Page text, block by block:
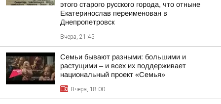
этого старого русского города, что отныне
Екатеринослав переименован в
Днепропетровск
Вчера, 21:45
Семьи бывают разными: большими и
растущими – и всех их поддерживает
национальный проект «Семья»
Вчера, 18:00